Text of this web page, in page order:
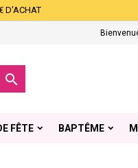
D'ACHAT

FÊTE BAPTÊME